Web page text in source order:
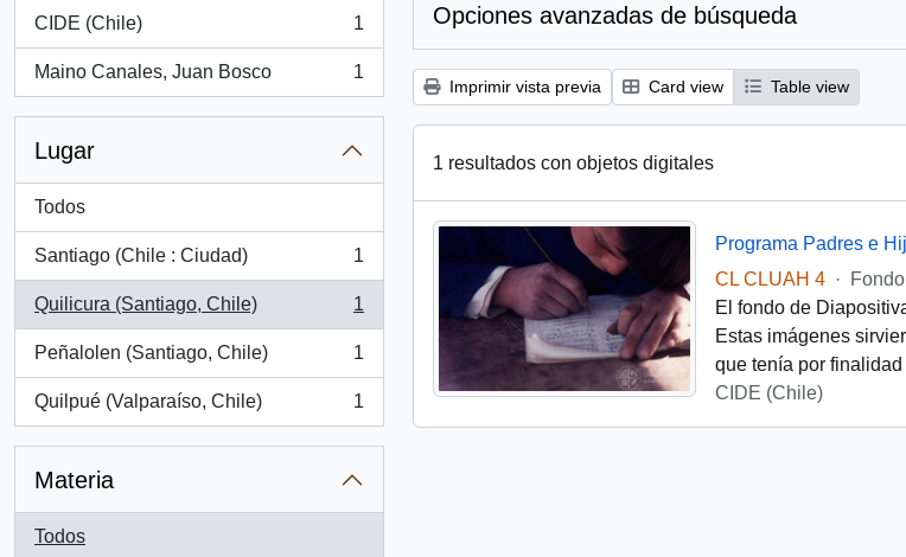
CIDE (Chile)
, 1 resultados
1
Maino Canales, Juan Bosco
, 1 resultados
1
Lugar
Todos
Santiago (Chile : Ciudad)
, 1 resultados
1
Quilicura (Santiago, Chile)
, 1 resultados
1
Peñalolen (Santiago, Chile)
, 1 resultados
1
Quilpué (Valparaíso, Chile)
, 1 resultados
1
Materia
Todos
Opciones avanzadas de búsqueda
Imprimir vista previa Card view Table view
1 resultados con objetos digitales
Programa Padres e
CL CLUAH 4
· Fondo
El fondo de
Estas imágenes
que tenía por
CIDE (Chile)